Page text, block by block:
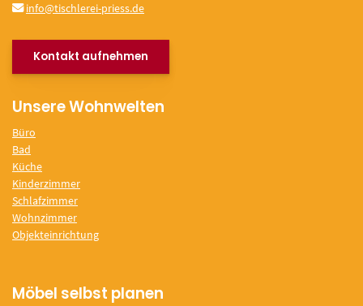
info@tischlerei-priess.de
Kontakt aufnehmen
Unsere Wohnwelten
Büro
Bad
Küche
Kinderzimmer
Schlafzimmer
Wohnzimmer
Objekteinrichtung
Möbel selbst planen